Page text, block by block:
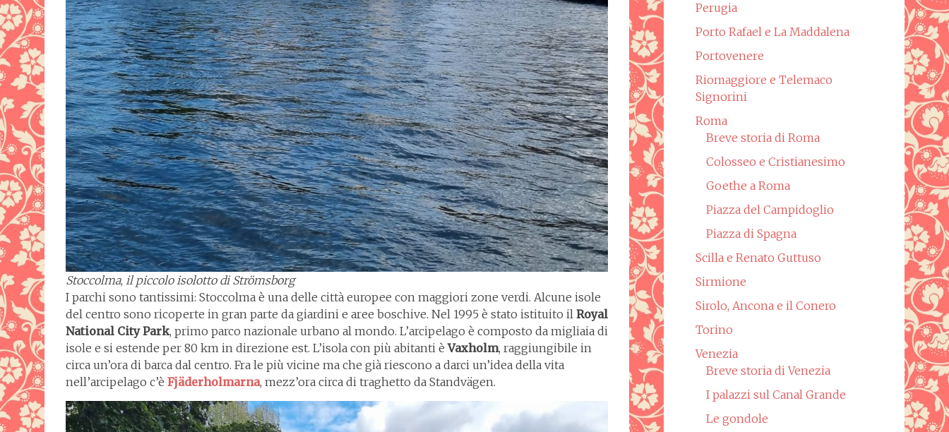
Stoccolma, il piccolo isolotto di Strömsborg
I parchi sono tantissimi: Stoccolma è una delle città europee con maggiori zone verdi. Alcune isole
del centro sono ricoperte in gran parte da giardini e aree boschive. Nel 1995 è stato istituito il Royal
National City Park, primo parco nazionale urbano al mondo. L’arcipelago è composto da migliaia di
isole e si estende per 80 km in direzione est. L’isola con più abitanti èVaxholm, raggiungibile in
circa un’ora di barca dal centro. Fra le più vicine ma che già riescono a darci un’idea della vita
nell’arcipelago c’è Fjäderholmarna, mezz’ora circa di traghetto da Standvägen.
Perugia
Porto Rafael e La Maddalena
Portovenere
Riomaggiore e Telemaco
Signorini
Roma
Breve storia di Roma
Colosseo e Cristianesimo
Goethe a Roma
Piazza del Campidoglio
Piazza di Spagna
Scilla e Renato Guttuso
Sirmione
Sirolo, Ancona e il Conero
Torino
Venezia
Breve storia di Venezia
I palazzi sul Canal Grande
Le gondole